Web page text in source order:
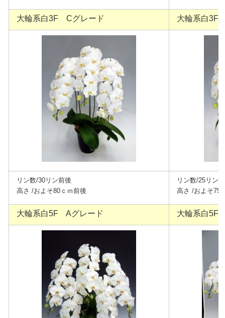
大輪系白3F Cグレード 大輪系白3F
リン数/30リン前後
高さ /およそ80ｃｍ前後
リン数/25リン
高さ /およそ75
大輪系白5F Aグレード 大輪系白5F